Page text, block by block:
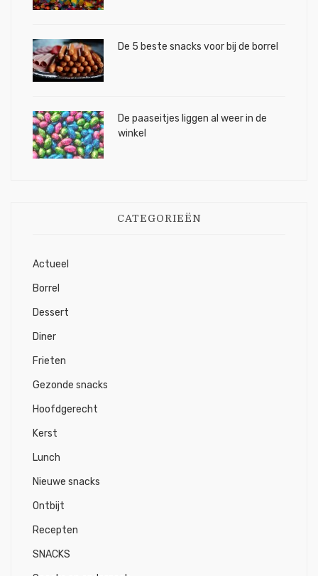
De 5 beste snacks voor bij de borrel
De paaseitjes liggen al weer in de
winkel
CATEGORIEËN
Actueel
Borrel
Dessert
Diner
Frieten
Gezonde snacks
Hoofdgerecht
Kerst
Lunch
Nieuwe snacks
Ontbijt
Recepten
SNACKS